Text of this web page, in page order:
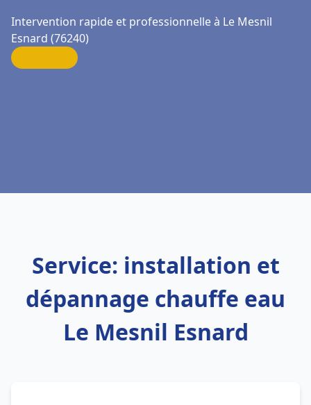
Intervention rapide et professionnelle à Le Mesnil
Esnard (76240)
Service: installation et
dépannage chauffe eau
Le Mesnil Esnard